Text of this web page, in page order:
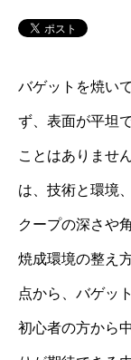
バゲットを焼い
ず、表面が平坦
ことはありませ
は、技術と環境
クープの深さや
焼成環境の整え
点から、バゲッ
初心者の方から